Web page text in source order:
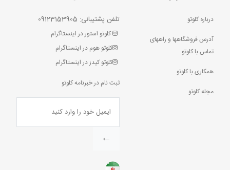
درباره کلوتو
آدرس فروشگاهها و راههای
تماس با کلوتو
همکاری با کلوتو
مجله کلوتو
تلفن پشتیبانی: 09123153905
کلوتو استور در اینستاگرام
کلوتو هوم در اینستاگرام
کلوتو کیدز در اینستاگرام
ثبت نام در خبرنامه کلوتو
←